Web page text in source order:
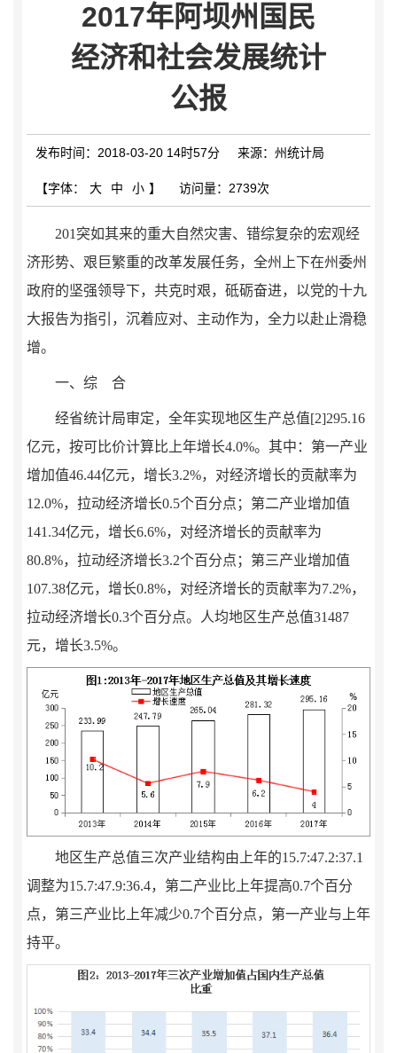
2017年阿坝州国民
经济和社会发展统计
公报
发布时间：2018-03-20 14时57分 来源：州统计局
【字体： 大 中 小 】 访问量： 2739次
201 突如其来的重大自然灾害、错综复杂的宏观经
济形势、艰巨繁重的改革发展任务，全州上下在州委州
政府的坚强领导下，共克时艰，砥砺奋进，以党的十九
大报告为指引，沉着应对、主动作为，全力以赴止滑稳
增。
一、综 合
经省统计局审定，全年实现地区生产总值[2]295.16
亿元，按可比价计算比上年增长4.0%。其中：第一产业
增加值46.44亿元，增长3.2%，对经济增长的贡献率为
12.0%，拉动经济增长0.5个百分点；第二产业增加值
141.34亿元，增长6.6%，对经济增长的贡献率为
80.8%，拉动经济增长3.2个百分点；第三产业增加值
107.38亿元，增长0.8%，对经济增长的贡献率为7.2%，
拉动经济增长0.3个百分点。人均地区生产总值31487
元，增长3.5%。
地区生产总值三次产业结构由上年的15.7:47.2:37.1
调整为15.7:47.9:36.4， 第二产业比上年提高0.7个百分
点，第三产业比上年减少0.7个百分点，第一产业与上年
持平。